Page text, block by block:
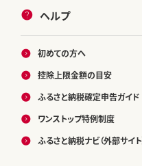
ヘルプ
初めての方へ
控除上限金額の目安
ふるさと納税確定申告ガイド
ワンストップ特例制度
ふるさと納税ナビ（外部サイト